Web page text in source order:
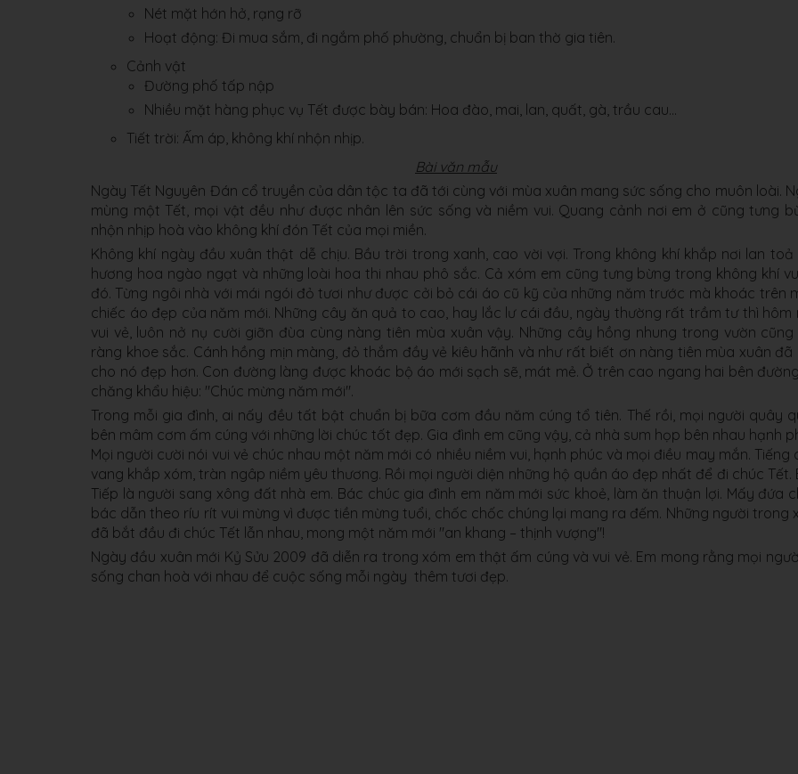
Nét mặt hớn hở, rạng rỡ
Hoạt động: Đi mua sắm, đi ngắm phố phường, chuẩn bị ban thờ gia tiên.
Cảnh vật
Đường phố tấp nập
Nhiều mặt hàng phục vụ Tết được bày bán: Hoa đào, mai, lan, quất, gà, trầu cau...
Tiết trời: Ấm áp, không khí nhộn nhịp.
Bài văn mẫu
Ngày Tết Nguyên Đán cổ truyền của dân tộc ta đã tới cùng với mùa xuân mang sức sống cho muôn loài.
mùng một Tết, mọi vật đều như được nhân lên sức sống và niềm vui. Quang cảnh nơi em ở cũng tưng
nhộn nhịp hoà vào không khí đón Tết của mọi miền.
Không khí ngày đầu xuân thật dễ chịu. Bầu trời trong xanh, cao vời vợi. Trong không khí khắp nơi lan toả
hương hoa ngào ngạt và những loài hoa thi nhau phô sắc. Cả xóm em cũng tưng bừng trong không khí
đó. Từng ngôi nhà với mái ngói đỏ tươi như được cởi bỏ cái áo cũ kỹ của những năm trước mà khoác trên
chiếc áo đẹp của năm mới. Những cây ăn quả to cao, hay lắc lư cái đầu, ngày thường rất trầm tư thì hôm
vui vẻ, luôn nở nụ cười giỡn đùa cùng nàng tiên mùa xuân vậy. Những cây hồng nhung trong vườn
ràng khoe sắc. Cánh hồng mịn màng, đỏ thắm đầy vẻ kiêu hãnh và như rất biết ơn nàng tiên mùa xuân đã
cho nó đẹp hơn. Con đường làng được khoác bộ áo mới sạch sẽ, mát mẻ. Ở trên cao ngang hai bên
chăng khẩu hiệu: "Chúc mừng năm mới".
Trong mỗi gia đình, ai nấy đều tất bật chuẩn bị bữa cơm đầu năm cúng tổ tiên. Thế rồi, mọi người quây
bên mâm cơm ấm cúng với những lời chúc tốt đẹp. Gia đình em cũng vậy, cả nhà sum họp bên nhau hạnh
Mọi người cười nói vui vẻ chúc nhau một năm mới có nhiều niềm vui, hạnh phúc và mọi điều may mắn. Tiếng
vang khắp xóm, tràn ngâp niềm yêu thương. Rồi mọi người diện những hộ quần áo đẹp nhất để đi chúc Tết.
Tiếp là người sang xông đất nhà em. Bác chúc gia đình em năm mới sức khoẻ, làm ăn thuận lợi. Mấy đứa
bác dẫn theo ríu rít vui mừng vì được tiền mừng tuổi, chốc chốc chúng lại mang ra đếm. Những người trong
đã bắt đầu đi chúc Tết lẫn nhau, mong một năm mới "an khang – thịnh vượng"!
Ngày đầu xuân mới Kỷ Sửu 2009 đã diễn ra trong xóm em thật ấm cúng và vui vẻ. Em mong rằng mọi
sống chan hoà với nhau để cuộc sống mỗi ngày thêm tươi đẹp.